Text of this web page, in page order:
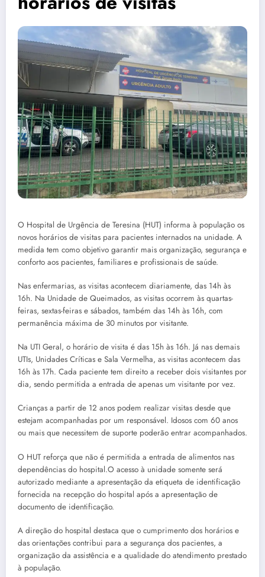
O Hospital de Urgência de Teresina (HUT) informa à população os
novos horários de visitas para pacientes internados na unidade. A
medida tem como objetivo garantir mais organização, segurança e
conforto aos pacientes, familiares e profissionais de saúde.
Nas enfermarias, as visitas acontecem diariamente, das 14h às
16h. Na Unidade de Queimados, as visitas ocorrem às quartas-
feiras, sextas-feiras e sábados, também das 14h às 16h, com
permanência máxima de 30 minutos por visitante.
Na UTI Geral, o horário de visita é das 15h às 16h. Já nas demais
UTIs, Unidades Críticas e Sala Vermelha, as visitas acontecem das
16h às 17h. Cada paciente tem direito a receber dois visitantes por
dia, sendo permitida a entrada de apenas um visitante por vez.
Crianças a partir de 12 anos podem realizar visitas desde que
estejam acompanhadas por um responsável. Idosos com 60 anos
ou mais que necessitem de suporte poderão entrar acompanhados.
O HUT reforça que não é permitida a entrada de alimentos nas
dependências do hospital.O acesso à unidade somente será
autorizado mediante a apresentação da etiqueta de identificação
fornecida na recepção do hospital após a apresentação de
documento de identificação.
A direção do hospital destaca que o cumprimento dos horários e
das orientações contribui para a segurança dos pacientes, a
organização da assistência e a qualidade do atendimento prestado
à população.